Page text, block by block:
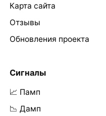
Карта сайта
Отзывы
Обновления проекта
Сигналы
📈 Памп
📉 Дамп